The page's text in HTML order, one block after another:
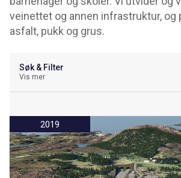
veinettet og annen infrastruktur, og
asfalt, pukk og grus.
Søk & Filter
Vis mer
2019